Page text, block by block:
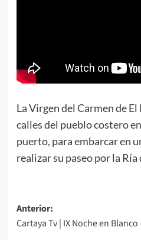
La Virgen del Carmen de
calles del pueblo costero
puerto, para embarcar en
realizar su paseo por la Ría
Anterior:
Cartaya Tv | IX Noche en